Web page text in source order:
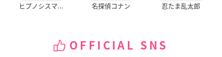
ヒプノシスマ... 名探偵コナン 忍たま乱太郎
OFFICIAL SNS